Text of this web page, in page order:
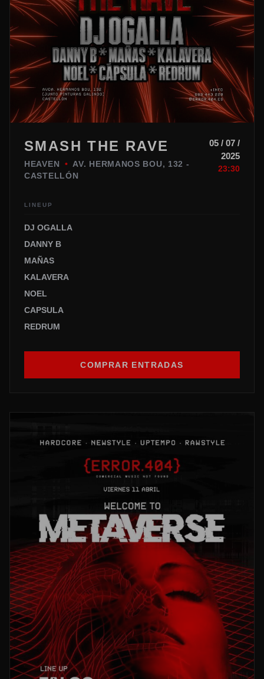
SMASH THE RAVE
HEAVEN • AV. HERMANOS BOU, 132 -
CASTELLÓN
05 / 07 /
2025
23:30
LINEUP
DJ OGALLA
DANNY B
MAÑAS
KALAVERA
NOEL
CAPSULA
REDRUM
COMPRAR ENTRADAS